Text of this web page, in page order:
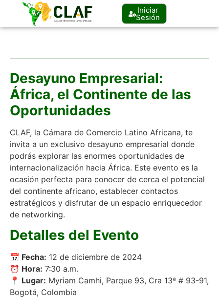
Iniciar
Sesión
Desayuno Empresarial:
África, el Continente de las
Oportunidades
CLAF, la Cámara de Comercio Latino Africana, te
invita a un exclusivo desayuno empresarial donde
podrás explorar las enormes oportunidades de
internacionalización hacia África. Este evento es la
ocasión perfecta para conocer de cerca el potencial
del continente africano, establecer contactos
estratégicos y disfrutar de un espacio enriquecedor
de networking.
Detalles del Evento
📅 Fecha: 12 de diciembre de 2024
⏰ Hora: 7:30 a.m.
📍 Lugar: Myriam Camhi, Parque 93, Cra 13ª # 93-91,
Bogotá, Colombia